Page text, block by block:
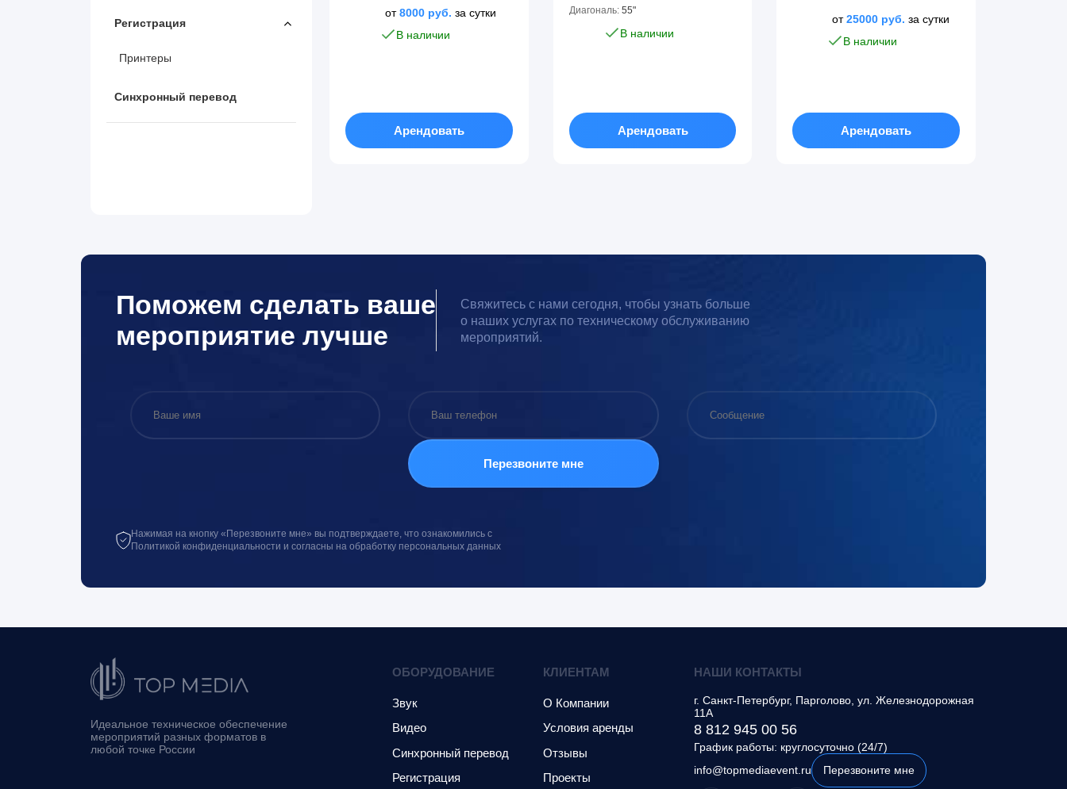
Регистрация
Принтеры
Синхронный перевод
от8000 руб. за сутки
В наличии
Арендовать
Диагональ: 55"
В наличии
Арендовать
от25000 руб. за сутки
В наличии
Арендовать
Поможем сделать ваше
мероприятие лучше
Свяжитесь с нами сегодня, чтобы узнать больше
о наших услугах по техническому обслуживанию
мероприятий.
Нажимая на кнопку «Перезвоните мне» вы подтверждаете, что ознакомились с
Политикой конфиденциальности и согласны на обработку персональных данных
Идеальное техническое обеспечение
мероприятий разных форматов в
любой точке России
ОБОРУДОВАНИЕ
Звук
Видео
Синхронный перевод
Регистрация
КЛИЕНТАМ
О Компании
Условия аренды
Отзывы
Проекты
НАШИ КОНТАКТЫ
г. Санкт-Петербург, Парголово ул. Железнодорожная
11А
8 812 945 00 56
График работы: круглосуточно (24/7)
info@topmediaevent.ru
Перезвоните мне